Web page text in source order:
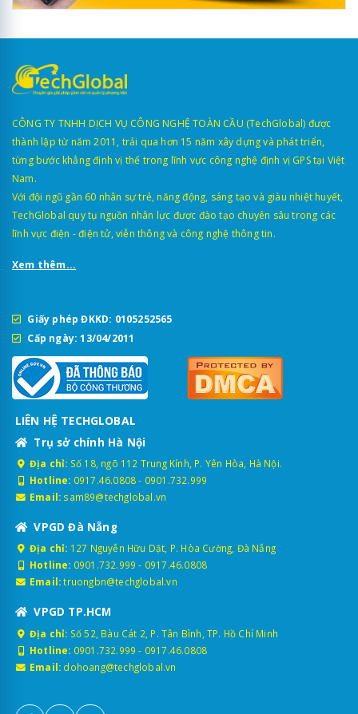
CÔNG TY TNHH DỊCH VỤ CÔNG NGHỆ TOÀN CẦU (TechGlobal) được
thành lập từ năm 2011, trải qua hơn 15 năm xây dựng và phát triển,
từng bước khẳng định vị thế trong lĩnh vực công nghệ định vị GPS tại Việt
Nam.
Với đội ngũ gần 60 nhân sự trẻ, năng động, sáng tạo và giàu nhiệt huyết,
TechGlobal quy tụ nguồn nhân lực được đào tạo chuyên sâu trong các
lĩnh vực điện - điện tử, viễn thông và công nghệ thông tin.
Xem thêm...
Giấy phép ĐKKD: 0105252565
Cấp ngày: 13/04/2011
LIÊN HỆ TECHGLOBAL
Trụ sở chính Hà Nội
Địa chỉ: Số 18, ngõ 112 Trung Kính, P. Yên Hòa, Hà Nội.
Hotline: 0917.46.0808- 0901.732.999
Email: sam89@techglobal.vn
VPGD Đà Nẵng
Địa chỉ: 127 Nguyễn Hữu Dật, P. Hòa Cường, Đà Nẵng
Hotline: 0901.732.999 - 0917.46.0808
Email: truongbn@techglobal.vn
VPGD TP.HCM
Địa chỉ: Số 52, Bàu Cát 2, P. Tân Bình, TP. Hồ Chí Minh
Hotline: 0901.732.999 - 0917.46.0808
Email: dohoang@techglobal.vn